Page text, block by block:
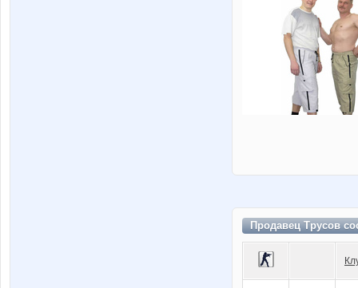
Продавец Трусов